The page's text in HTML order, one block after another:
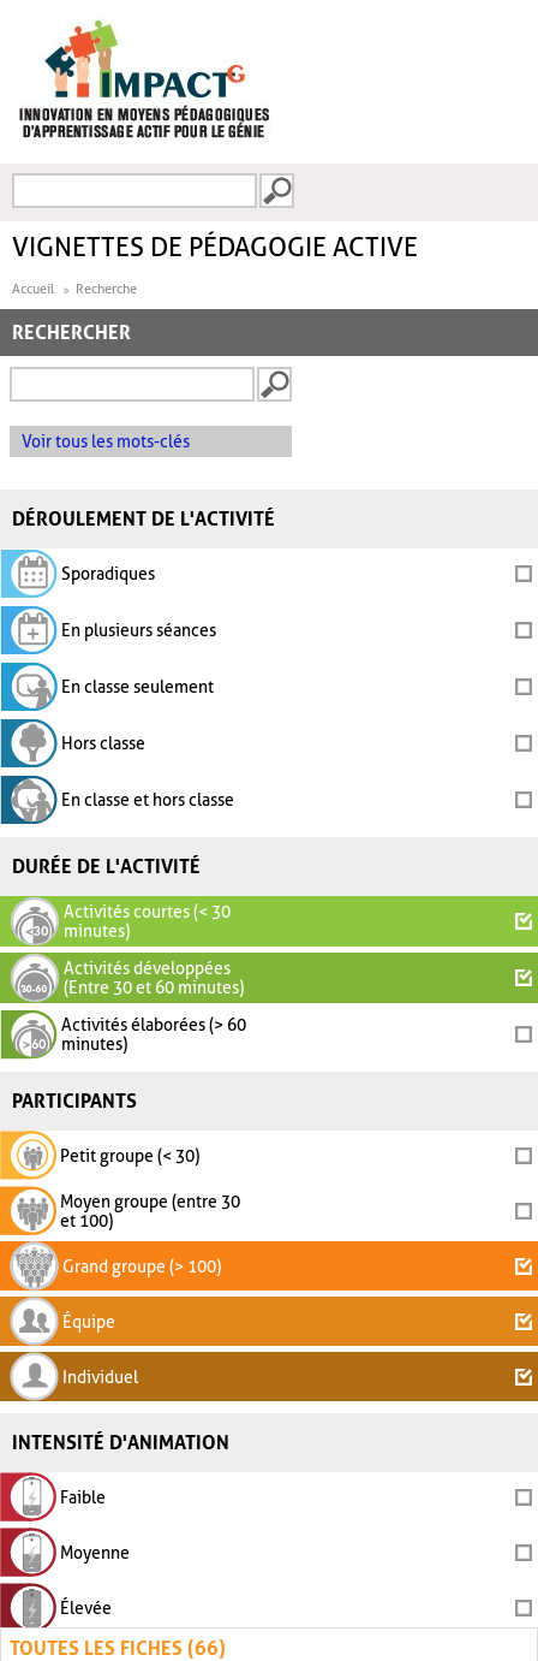
FORMULAIRE DE
VIGNETTES DE PÉDAGOGIE ACTIVE
Accueil Recherche
RECHERCHER
Voir tous les mots-clés
DÉROULEMENT DE L'ACTIVITÉ
Sporadiques
En plusieurs séances
En classe seulement
Hors classe
En classe et hors classe
DURÉE DE L'ACTIVITÉ
Activités courtes (< 30
minutes)
Activités développées
(Entre 30 et 60 minutes)
Activités élaborées (> 60
minutes)
PARTICIPANTS
Petit groupe (< 30)
Moyen groupe (entre 30
et 100)
Grand groupe (> 100)
Équipe
Individuel
INTENSITÉ D'ANIMATION
Faible
Moyenne
Élevée
TOUTES LES FICHES (66)